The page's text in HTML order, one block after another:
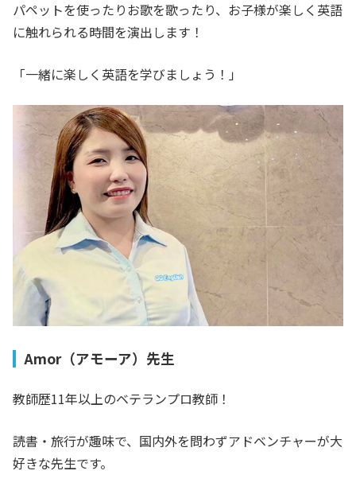
パペットを使ったりお歌を歌ったり、お子様が楽しく英語
に触れられる時間を演出します！
「一緒に楽しく英語を学びましょう！」
Amor（アモーア）先生
教師歴11年以上のベテランプロ教師！
読書・旅行が趣味で、国内外を問わずアドベンチャーが大
好きな先生です。